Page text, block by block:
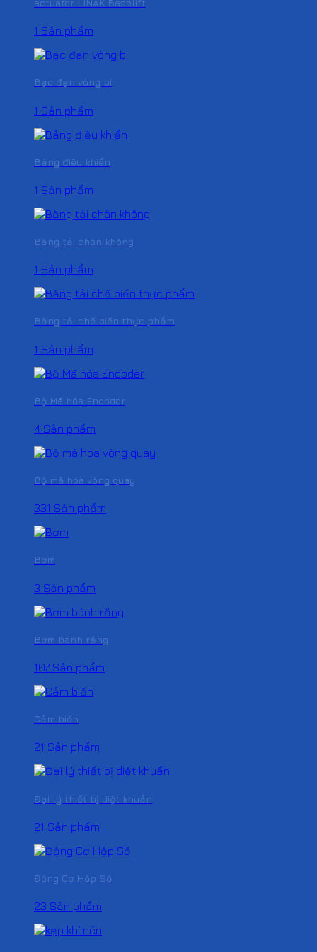
actuator LINAK Baselift
1 Sản phẩm
Bạc đạn vòng bi
1 Sản phẩm
Bảng điều khiển
1 Sản phẩm
Băng tải chân không
1 Sản phẩm
Băng tải chế biến thực phẩm
1 Sản phẩm
Bộ Mã hóa Encoder
4 Sản phẩm
Bộ mã hóa vòng quay
331 Sản phẩm
Bơm
3 Sản phẩm
Bơm bánh răng
107 Sản phẩm
Cảm biến
21 Sản phẩm
Đại lý thiết bị diệt khuẩn
21 Sản phẩm
Động Cơ Hộp Số
23 Sản phẩm